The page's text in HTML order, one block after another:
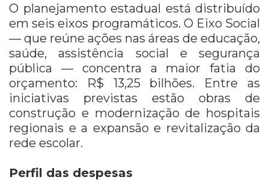
O planejamento estadual está distribuído
em seis eixos programáticos. O Eixo Social
— que reúne ações nas áreas de educação,
saúde, assistência social e segurança
pública — concentra a maior fatia do
orçamento: R$ 13,25 bilhões. Entre as
iniciativas previstas estão obras de
construção e modernização de hospitais
regionais e a expansão e revitalização da
rede escolar.
Perfil das despesas